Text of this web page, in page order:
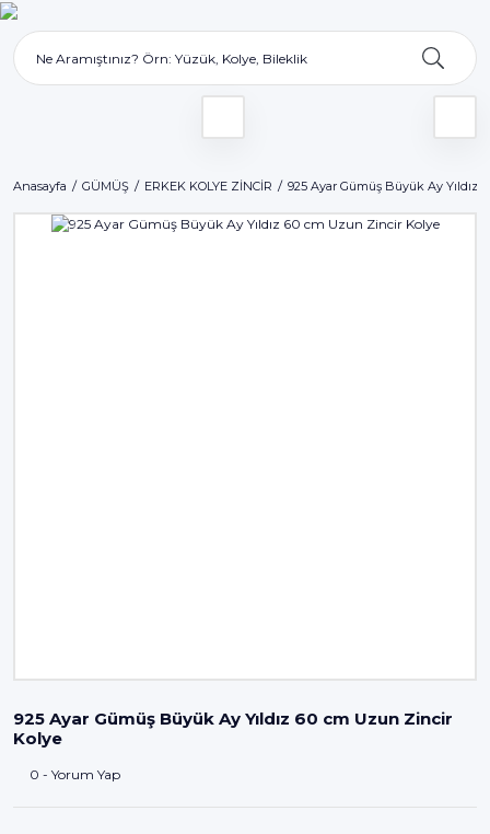
Anasayfa GÜMÜŞ ERKEK KOLYE ZİNCİR 925 Ayar Gümüş Büyük Ay Yıldız
925 Ayar Gümüş Büyük Ay Yıldız 60 cm Uzun Zincir
Kolye
0 - Yorum Yap